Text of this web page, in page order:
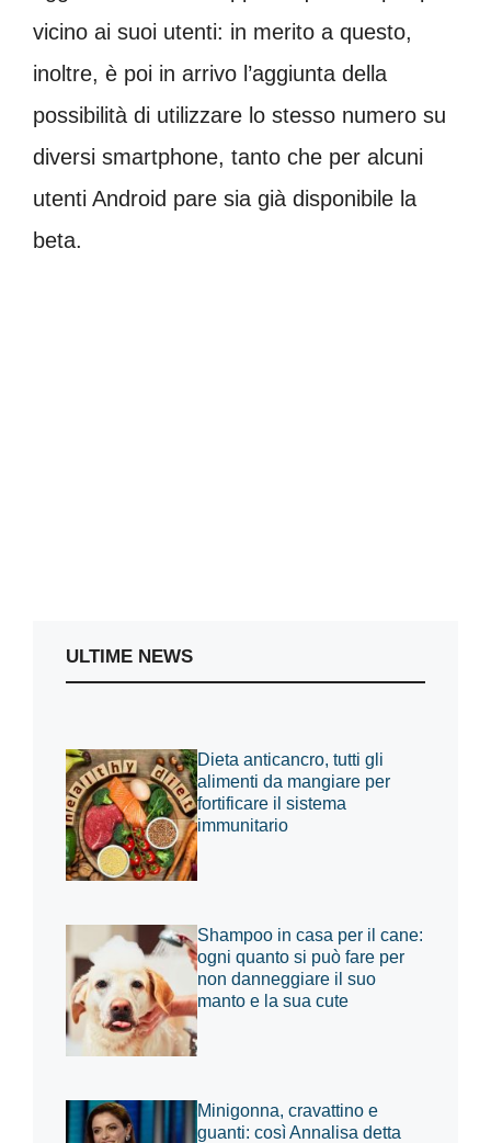
vicino ai suoi utenti: in merito a questo,
inoltre, è poi in arrivo l’aggiunta della
possibilità di utilizzare lo stesso numero su
diversi smartphone, tanto che per alcuni
utenti Android pare sia già disponibile la
beta.
ULTIME NEWS
Dieta anticancro, tutti gli
alimenti da mangiare per
fortificare il sistema
immunitario
Shampoo in casa per il cane:
ogni quanto si può fare per
non danneggiare il suo
manto e la sua cute
Minigonna, cravattino e
guanti: così Annalisa detta